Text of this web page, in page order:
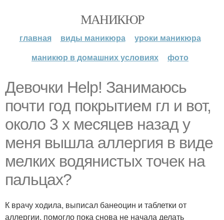
МАНИКЮР
главная виды маникюра
уроки маникюра
маникюр в домашних условиях
фото
Девочки Help! Занимаюсь
почти год покрытием гл и вот,
около 3 х месяцев назад у
меня вышла аллергия в виде
мелких водянистых точек на
пальцах?
К врачу ходила, выписал банеоцин и таблетки от
аллергии, помогло пока снова не начала делать